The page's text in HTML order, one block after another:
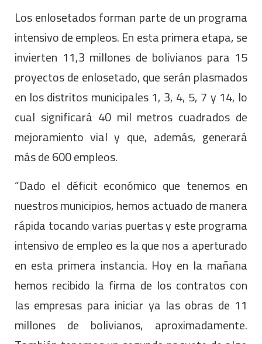
Los enlosetados forman parte de un programa
intensivo de empleos. En esta primera etapa, se
invierten 11,3 millones de bolivianos para 15
proyectos de enlosetado, que serán plasmados
en los distritos municipales 1, 3, 4, 5, 7 y 14, lo
cual significará 40 mil metros cuadrados de
mejoramiento vial y que, además, generará
más de 600 empleos.
“Dado el déficit económico que tenemos en
nuestros municipios, hemos actuado de manera
rápida tocando varias puertas y este programa
intensivo de empleo es la que nos a aperturado
en esta primera instancia. Hoy en la mañana
hemos recibido la firma de los contratos con
las empresas para iniciar ya las obras de 11
millones de bolivianos, aproximadamente.